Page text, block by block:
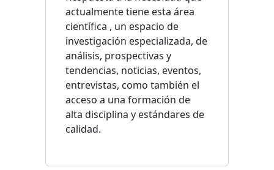
actualmente tiene esta área
científica , un espacio de
investigación especializada, de
análisis, prospectivas y
tendencias, noticias, eventos,
entrevistas, como también el
acceso a una formación de
alta disciplina y estándares de
calidad.